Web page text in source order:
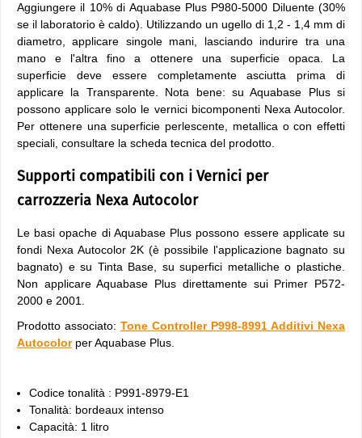
Aggiungere il 10% di Aquabase Plus P980-5000 Diluente (30%
se il laboratorio è caldo). Utilizzando un ugello di 1,2 - 1,4 mm di
diametro, applicare singole mani, lasciando indurire tra una
mano e l'altra fino a ottenere una superficie opaca. La
superficie deve essere completamente asciutta prima di
applicare la Transparente. Nota bene: su Aquabase Plus si
possono applicare solo le vernici bicomponenti Nexa Autocolor.
Per ottenere una superficie perlescente, metallica o con effetti
speciali, consultare la scheda tecnica del prodotto.
Supporti compatibili con i Vernici per
carrozzeria Nexa Autocolor
Le basi opache di Aquabase Plus possono essere applicate su
fondi Nexa Autocolor 2K (è possibile l'applicazione bagnato su
bagnato) e su Tinta Base, su superfici metalliche o plastiche.
Non applicare Aquabase Plus direttamente sui Primer P572-
2000 e 2001.
Prodotto associato: Tone Controller P998-8991 Additivi Nexa
Autocolorper Aquabase Plus.
Codice tonalità : P991-8979-E1
Tonalità: bordeaux intenso
Capacità: 1 litro